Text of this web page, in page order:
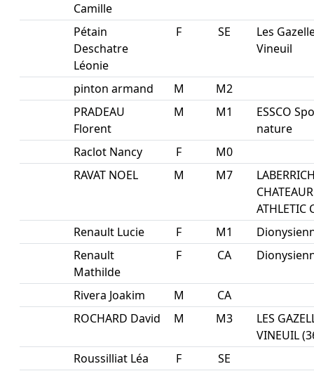
Camille
Pétain
Deschatre
Léonie
F SE
Les
Vineuil
pinton armand M
M2
PRADEAU
Florent
M M1
ESSCO
nature
Raclot Nancy
F
M0
RAVAT NOEL
M M7
ATHLETIC
Renault Lucie
F M1
Renault
Mathilde
F CA
Rivera Joakim M
CA
ROCHARD David
M M3
LES
VINEUIL
Roussilliat Léa
F SE